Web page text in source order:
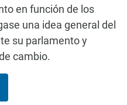
en función de los
una idea general del
su parlamento y
cambio.